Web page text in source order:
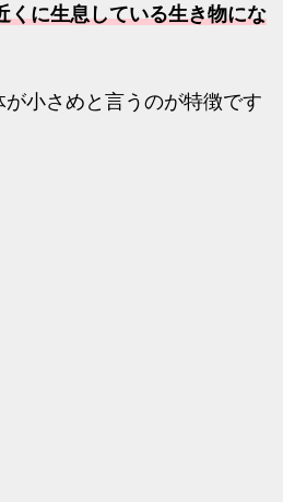
くに生息している生き物にな
小さめと言うのが特徴です